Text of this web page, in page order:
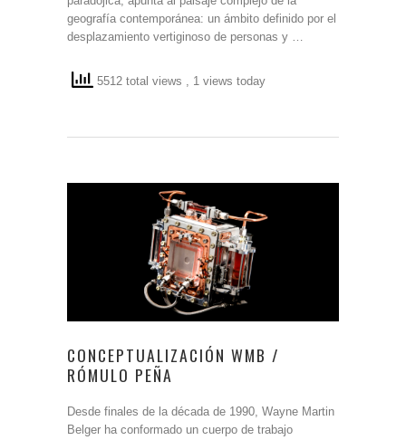
geografía contemporánea: un ámbito definido por el
desplazamiento vertiginoso de personas y …
5512 total views , 1 views today
CONCEPTUALIZACIÓN WMB /
RÓMULO PEÑA
Desde finales de la década de 1990, Wayne Martin
Belger ha conformado un cuerpo de trabajo